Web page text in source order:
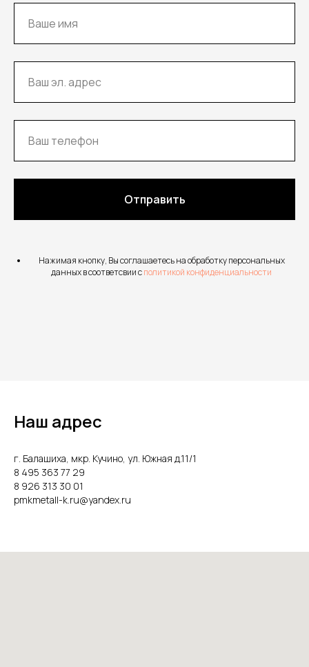
Отправить
Нажимая кнопку, Вы соглашаетесь на обработку персональных
данных в соответсвии сполитикой конфиденциальности
Наш адрес
г. Балашиха, мкр. Кучино, ул. Южная д.11/1
8 495 363 77 29
8 926 313 30 01
pmkmetall-k.ru@yandex.ru